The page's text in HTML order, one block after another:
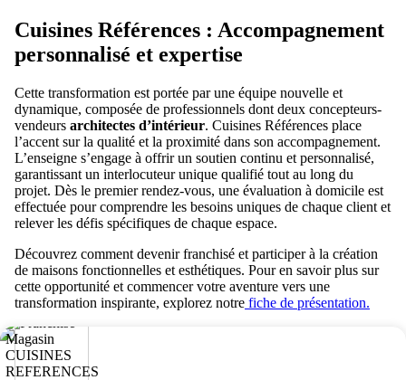
Cuisines Références : Accompagnement
personnalisé et expertise
Cette transformation est portée par une équipe nouvelle et
dynamique, composée de professionnels dont deux concepteurs-
vendeurs architectes d’intérieur. Cuisines Références place
l’accent sur la qualité et la proximité dans son accompagnement.
L’enseigne s’engage à offrir un soutien continu et personnalisé,
garantissant un interlocuteur unique qualifié tout au long du
projet. Dès le premier rendez-vous, une évaluation à domicile est
effectuée pour comprendre les besoins uniques de chaque client et
relever les défis spécifiques de chaque espace.
Découvrez comment devenir franchisé et participer à la création
de maisons fonctionnelles et esthétiques. Pour en savoir plus sur
cette opportunité et commencer votre aventure vers une
transformation inspirante, explorez notre fiche de présentation.